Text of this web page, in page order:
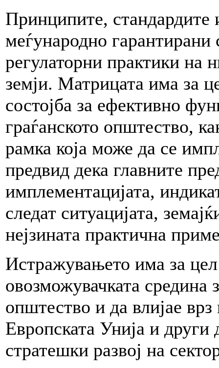
Принципите, стандардите
меѓународно гарантирани
регулаторни практики на
земји. Матрицата има за
состојба за ефективно
граѓанското општество,
рамка која може да се
предвид дека главните
имплементацијата,
следат ситуацијата,
нејзината практична
Истражувањето има за цел
овозможувачката средина
општество и да влијае
Европската Унија и
стратешки развој на